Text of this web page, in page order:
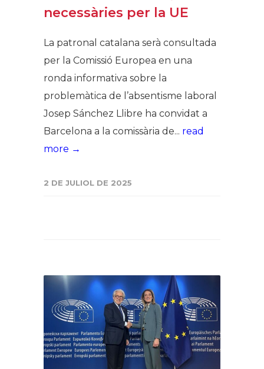
necessàries per la UE
La patronal catalana serà consultada
per la Comissió Europea en una
ronda informativa sobre la
problemàtica de l’absentisme laboral
Josep Sánchez Llibre ha convidat a
Barcelona a la comissària de... read
more →
2 DE JULIOL DE 2025